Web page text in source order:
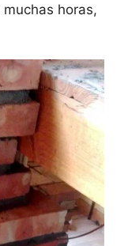
horas,